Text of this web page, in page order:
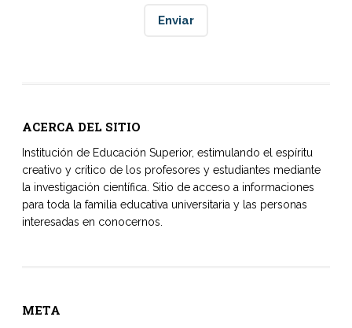
ACERCA DEL SITIO
Institución de Educación Superior, estimulando el espíritu
creativo y crítico de los profesores y estudiantes mediante
la investigación científica. Sitio de acceso a informaciones
para toda la familia educativa universitaria y las personas
interesadas en conocernos.
META